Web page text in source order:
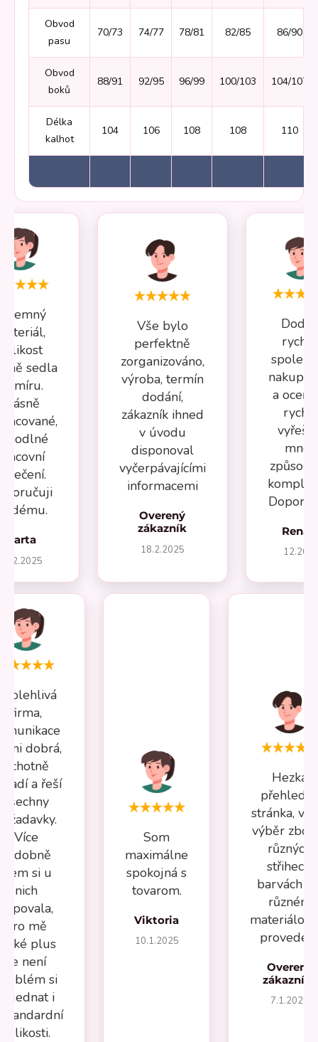
Obvod
pasu
70/73 74/77 78/81 82/85 86/90
Obvod
boků
88/91 92/95 96/99 100/103 104/107
Délka
kalhot
104 106 108 108 110
sedla
míru.
Krásně
Marta
Vše bylo
perfektně
zorganizováno,
výroba, termín
dodání,
zákazník ihned
v úvodu
disponoval
vyčerpávajícími
informacemi
Overený
zákazník
18.2.2025
a
mnou
firma,
dobrá,
ochotně
a řeší
všechny
Více
nádobně
jsem si u
nich
pro mě
plus
že není
si
i
velikosti.
Som
maximálne
spokojná s
tovarom.
Viktoria
10.1.2025
Hezká
stránka,
výběr
různých
střihech,
barvách a
různém
Overený
zákazník
7.1.2025